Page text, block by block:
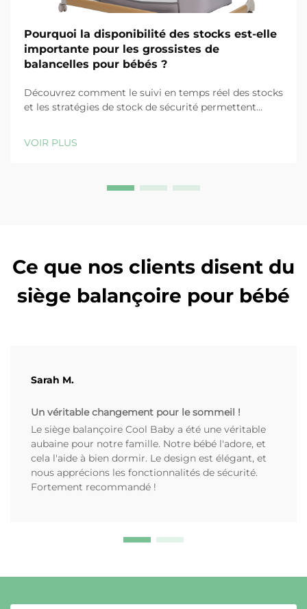
Pourquoi la disponibilité des stocks est-elle
importante pour les grossistes de
balancelles pour bébés ?
Découvrez comment le suivi en temps réel des stocks
et les stratégies de stock de sécurité permettent
VOIR PLUS
Ce que nos clients disent du
siège balançoire pour bébé
Sarah M.
Un véritable changement pour le sommeil !
Le siège balançoire Cool Baby a été une véritable
aubaine pour notre famille. Notre bébé l'adore, et
cela l'aide à bien dormir. Le design est élégant, et
nous apprécions les fonctionnalités de sécurité.
Fortement recommandé !